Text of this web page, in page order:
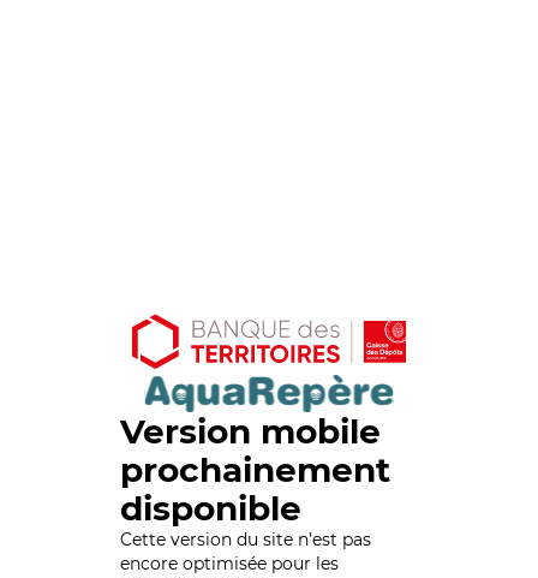
Version mobile
prochainement
disponible
Cette version du site n’est pas
encore optimisée pour les